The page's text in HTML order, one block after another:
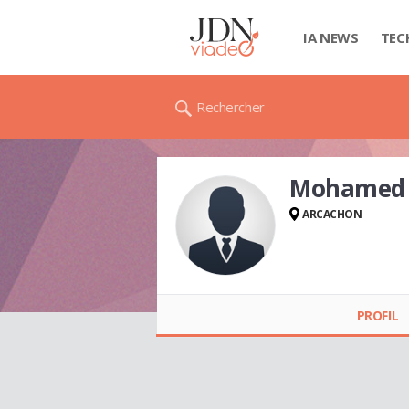
IA NEWS
Rechercher
Mohamed
ARCACHON
PROFIL